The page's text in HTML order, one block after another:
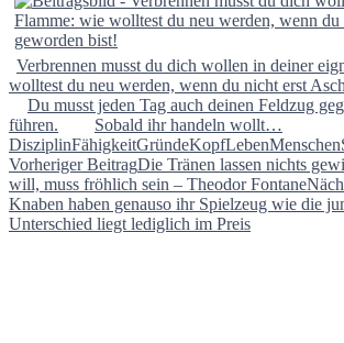
Verbrennen musst du dich wollen in deiner
wolltest du neu werden, wenn du nicht erst
Du musst jeden Tag auch deinen Feldzug
führen.
Sobald ihr handeln wollt…
DisziplinFähigkeitGründeKopfLebenMenschen
Beitragsnavigation
Vorheriger BeitragDie Tränen lassen nichts
will, muss fröhlich sein – Theodor Fontane
Knaben haben genauso ihr Spielzeug wie die
Unterschied liegt lediglich im Preis